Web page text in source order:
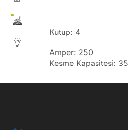
Kutup: 4
Amper: 250
Kesme Kapasitesi: 35